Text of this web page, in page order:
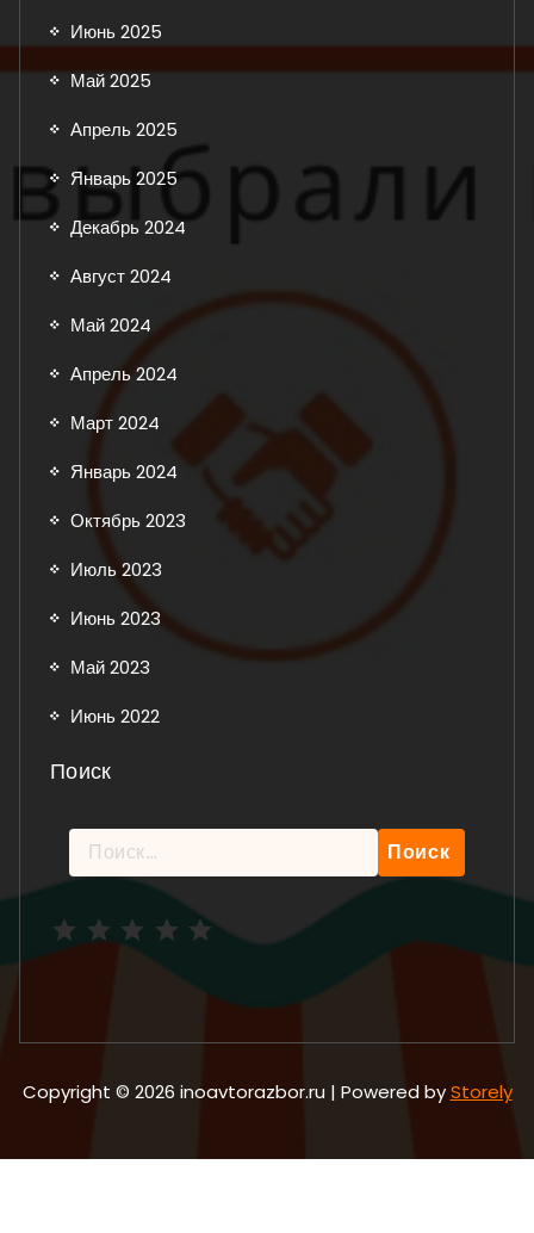
Июнь 2025
Май 2025
Апрель 2025
Январь 2025
Декабрь 2024
Август 2024
Май 2024
Апрель 2024
Март 2024
Январь 2024
Октябрь 2023
Июль 2023
Июнь 2023
Май 2023
Июнь 2022
Поиск
Найти:
Copyright © 2026 inoavtorazbor.ru | Powered byStorely